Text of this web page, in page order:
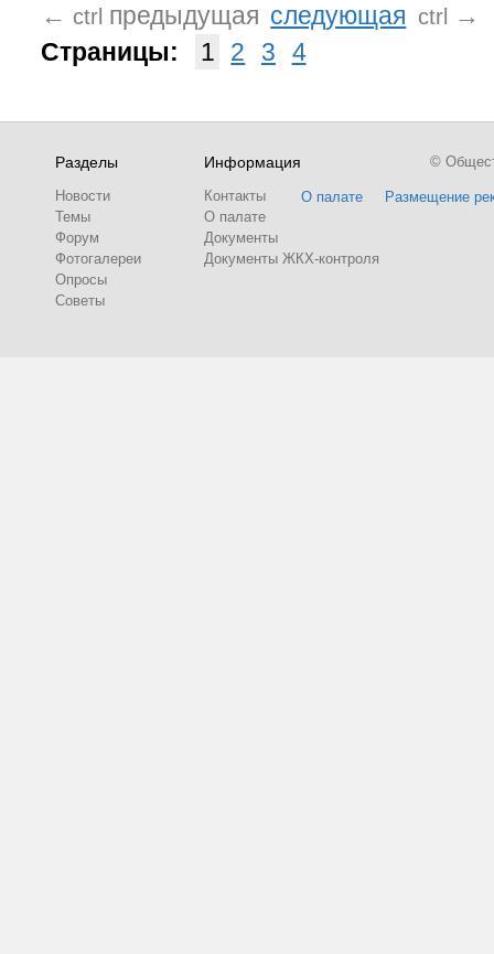
← ctrl предыдущая следующая ctrl
→
Страницы:
1 2 3 4
Разделы
Новости
Темы
Форум
Фотогалереи
Опросы
Советы
Информация
Контакты
О палате
Документы
Документы ЖКХ-контроля
О палате Размещение
©